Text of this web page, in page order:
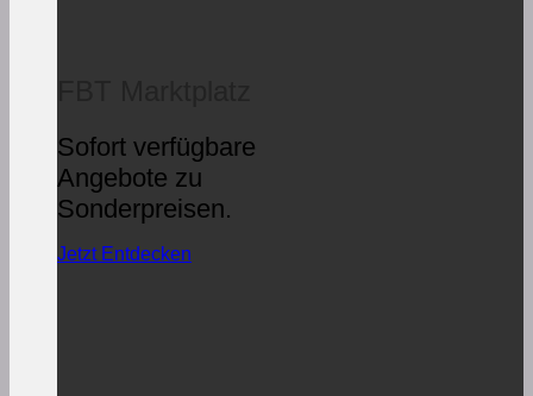
Sofort verfügbare
Angebote zu
Sonderpreisen.
Jetzt Entdecken